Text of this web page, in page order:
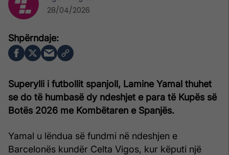
Superylli i futbollit spanjoll, Lamine Yamal thuhet
se do të humbasë dy ndeshjet e para të Kupës së
Botës 2026 me Kombëtaren e Spanjës.
Yamal u lëndua së fundmi në ndeshjen e
Barcelonës kundër Celta Vigos, kur këputi një
28/04/2026